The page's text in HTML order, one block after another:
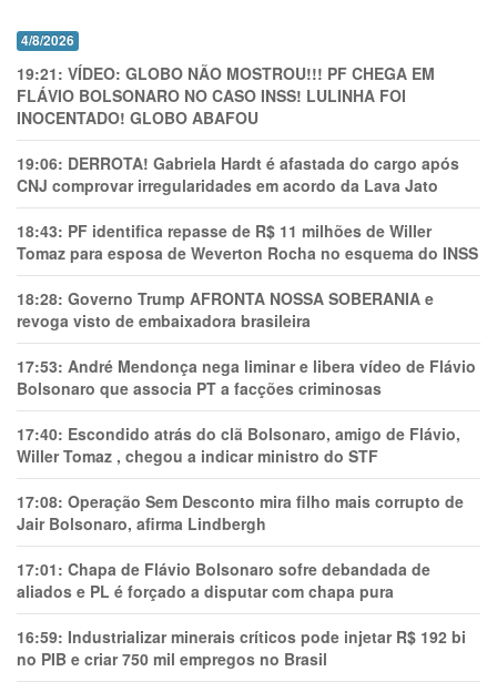
4/8/2026
19:21: VÍDEO: GLOBO NÃO MOSTROU!!! PF CHEGA EM
FLÁVIO BOLSONARO NO CASO INSS! LULINHA FOI
INOCENTADO! GLOBO ABAFOU
19:06: DERROTA! Gabriela Hardt é afastada do cargo após
CNJ comprovar irregularidades em acordo da Lava Jato
18:43: PF identifica repasse de R$ 11 milhões de Willer
Tomaz para esposa de Weverton Rocha no esquema do INSS
18:28: Governo Trump AFRONTA NOSSA SOBERANIA e
revoga visto de embaixadora brasileira
17:53: André Mendonça nega liminar e libera vídeo de Flávio
Bolsonaro que associa PT a facções criminosas
17:40: Escondido atrás do clã Bolsonaro, amigo de Flávio,
Willer Tomaz , chegou a indicar ministro do STF
17:08: Operação Sem Desconto mira filho mais corrupto de
Jair Bolsonaro, afirma Lindbergh
17:01: Chapa de Flávio Bolsonaro sofre debandada de
aliados e PL é forçado a disputar com chapa pura
16:59: Industrializar minerais críticos pode injetar R$ 192 bi
no PIB e criar 750 mil empregos no Brasil